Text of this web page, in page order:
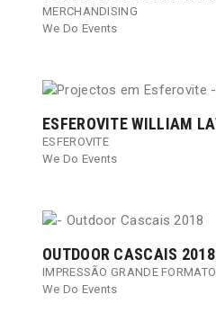
MERCHANDISING
We Do Events
ESFEROVITE WILLIAM
ESFEROVITE
We Do Events
OUTDOOR CASCAIS 2018
IMPRESSÃO GRANDE FORMATO
We Do Events